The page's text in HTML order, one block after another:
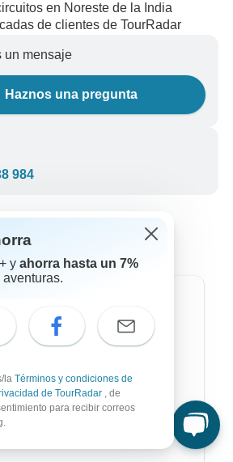
en Noreste de la India
de clientes de TourRadar
un mensaje
Haznos una pregunta
984
y ahorra hasta un 7%
la Términos y condiciones de
de TourRadar , de
para recibir correos